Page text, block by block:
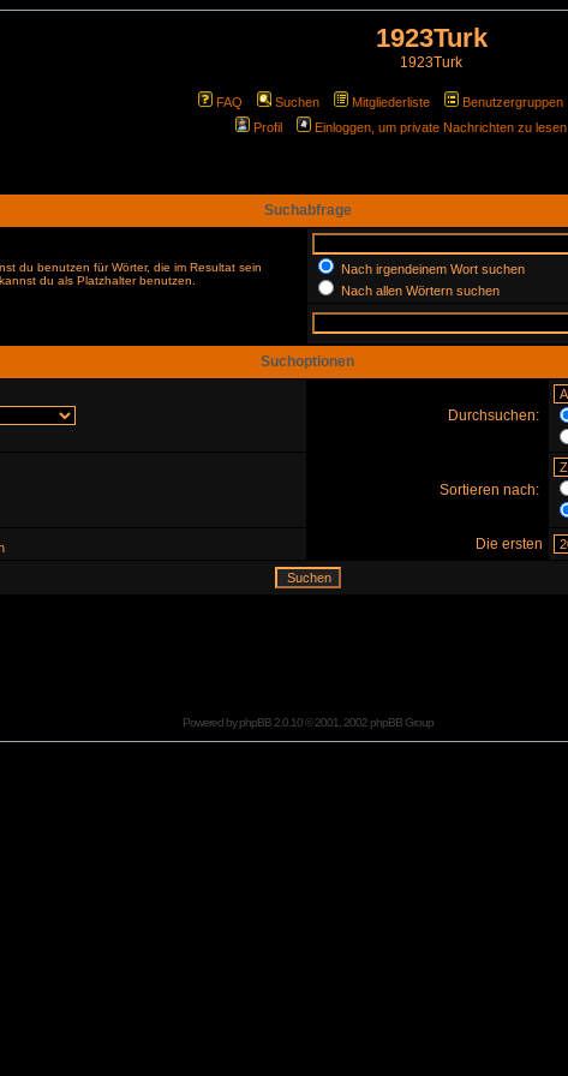
1923Turk
1923Turk
FAQ Suchen Mitgliederliste Benutzergruppen
Profil
Einloggen, um private Nachrichten zu lesen
Suchabfrage
du benutzen für Wörter, die im Resultat sein
du als Platzhalter benutzen.
Nach irgendeinem Wort suchen
Nach allen Wörtern suchen
Suchoptionen
Durchsuchen:
Sortieren nach:
Die ersten
Powered byphpBB2.0.10 © 2001, 2002 phpBB Group